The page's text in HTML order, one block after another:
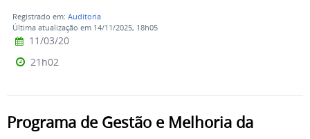
Registrado em: Auditoria
Última atualização em 14/11/2025, 18h05
11/03/20
21h02
Programa de Gestão e Melhoria da